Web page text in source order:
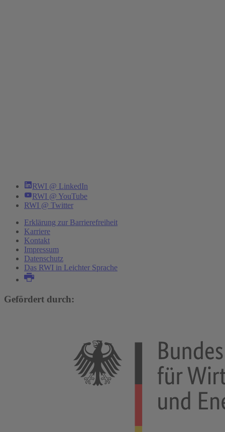
RWI @ LinkedIn
RWI @ YouTube
RWI @ Twitter
Erklärung zur Barrierefreiheit
Karriere
Kontakt
Impressum
Datenschutz
Das RWI in Leichter Sprache
Gefördert durch: